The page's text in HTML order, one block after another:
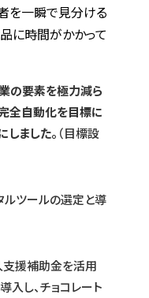
を一瞬で見分ける
に時間がかかって
の要素を極力減ら
全自動化を目標に
ました。 （目標設
ルツールの選定と導
支援補助金を活用
入し、チョコレート